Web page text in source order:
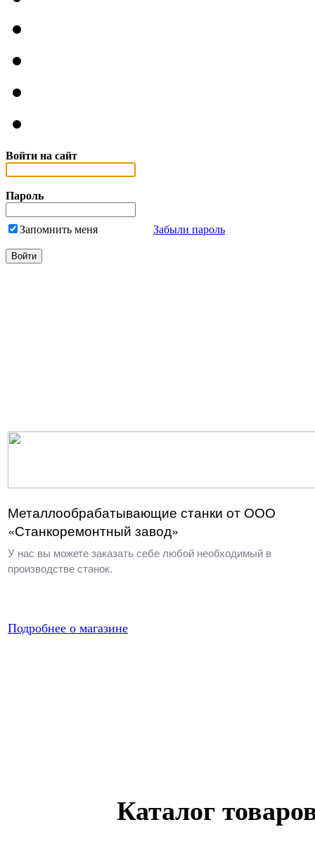
Войти на сайт
Пароль
Запомнить меня Забыли пароль
Металлообрабатывающие станки от ООО
«Станкоремонтный завод»
У нас вы можете заказать себе любой необходимый в
производстве станок.
Подробнее о магазине
Каталог